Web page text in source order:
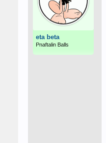
eta beta
Pnaftalin Balls